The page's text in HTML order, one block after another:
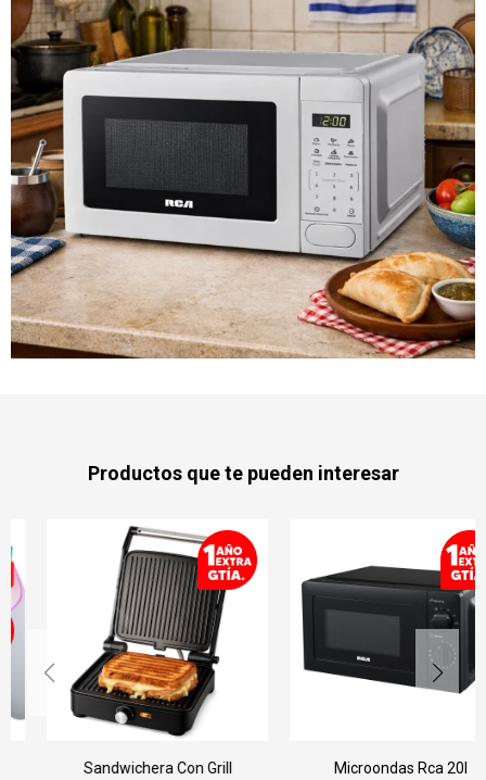
Productos que te pueden interesar
Sandwichera Con Grill
Microondas Rca 20l